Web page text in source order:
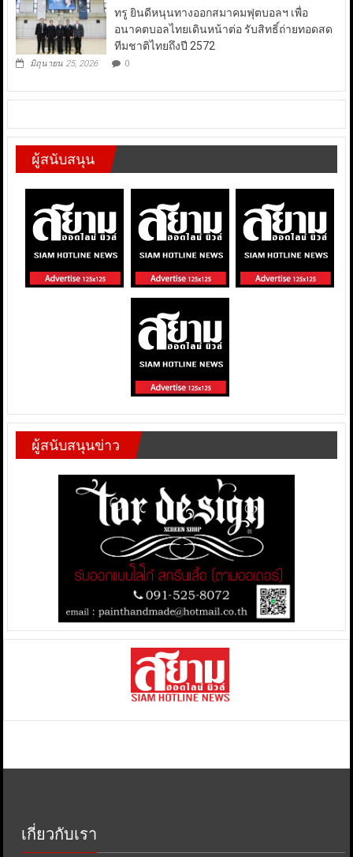
ทรู ยินดีหนุนทางออกสมาคมฟุตบอลฯ เพื่อ
อนาคตบอลไทยเดินหน้าต่อ รับสิทธิ์ถ่ายทอดสด
ทีมชาติไทยถึงปี 2572
มิถุนายน 25, 2026 0
ผู้สนับสนุน
ผู้สนับสนุนข่าว
เกี่ยวกับเรา